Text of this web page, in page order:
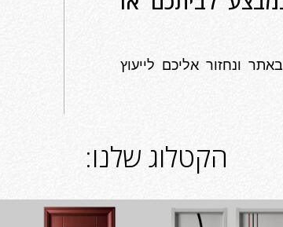
ונחזור אליכם לייעוץ
הקטלוג שלנו: